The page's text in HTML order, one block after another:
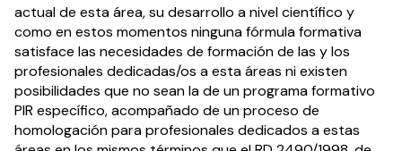
actual de esta área, su desarrollo a nivel científico y
como en estos momentos ninguna fórmula formativa
satisface las necesidades de formación de las y los
profesionales dedicadas/os a esta áreas ni existen
posibilidades que no sean la de un programa formativo
PIR específico, acompañado de un proceso de
homologación para profesionales dedicados a estas